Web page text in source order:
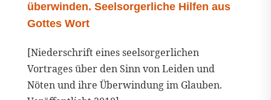
überwinden. Seelsorgerliche Hilfen aus
Gottes Wort
[Niederschrift eines seelsorgerlichen
Vortrages über den Sinn von Leiden und
Nöten und ihre Überwindung im Glauben.